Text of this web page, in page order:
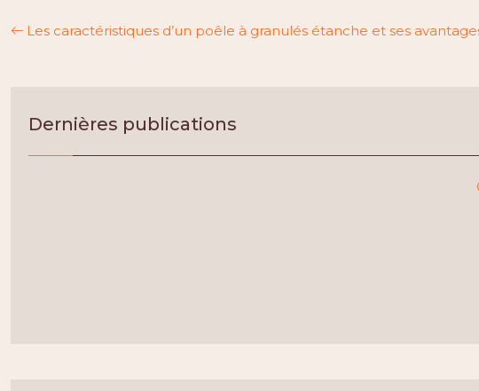
Les caractéristiques d’un poêle à granulés étanche et ses
Dernières publications